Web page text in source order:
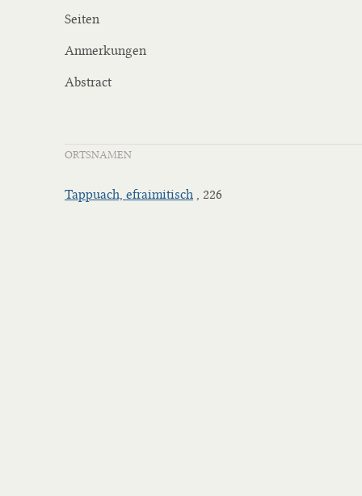
Seiten
Anmerkungen
Abstract
ORTSNAMEN
Tappuach, efraimitisch , 226